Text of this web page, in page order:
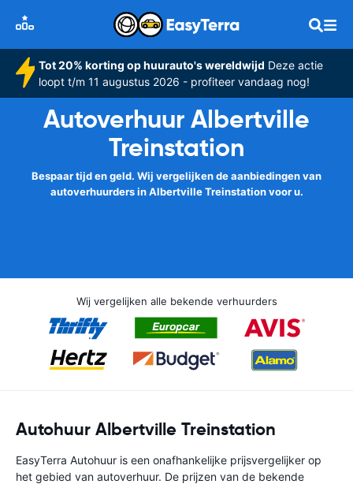
Tot 20% korting op huurauto's wereldwijd Deze actie
loopt t/m 11 augustus 2026 - profiteer vandaag nog!
Autoverhuur Albertville
Treinstation
Bespaar tijd en geld. Wij vergelijken de aanbiedingen van
autoverhuurders in Albertville Treinstation voor u.
Wij vergelijken alle bekende verhuurders
Autohuur Albertville Treinstation
EasyTerra Autohuur is een onafhankelijke prijsvergelijker op
het gebied van autoverhuur. De prijzen van de bekende